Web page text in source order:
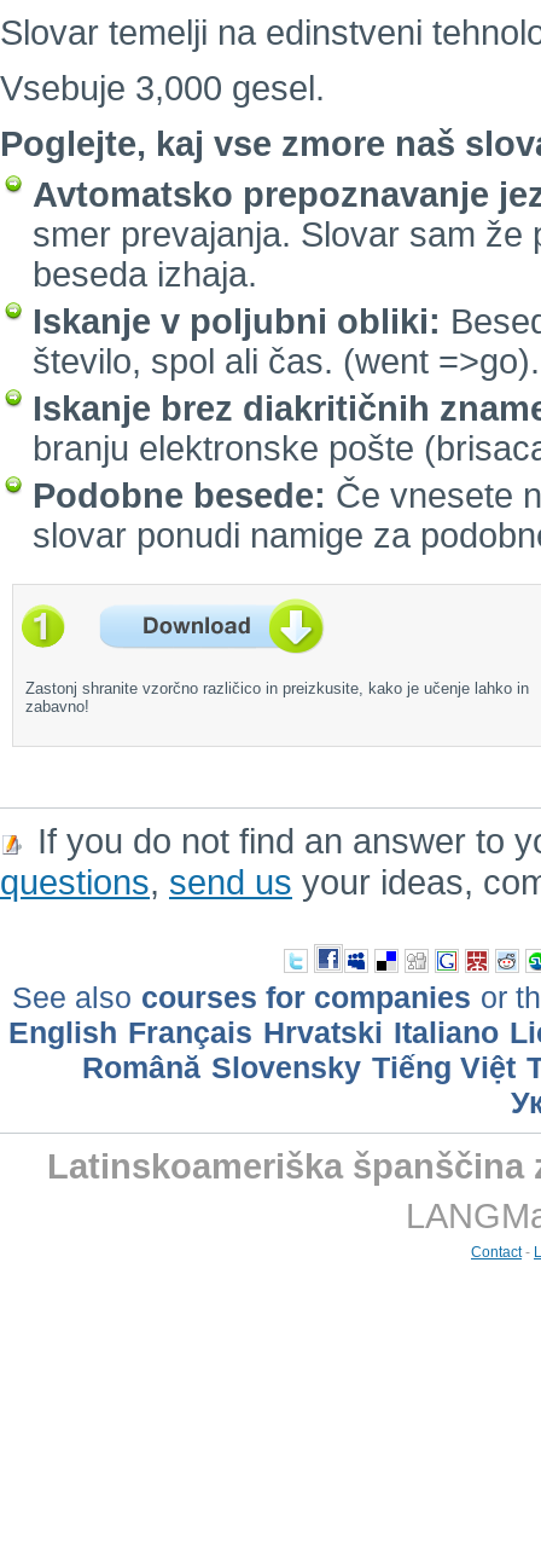
Slovar temelji na edinstveni
Vsebuje 3,000 gesel.
Poglejte, kaj vse zmore naš
Avtomatsko prepoznavanje
smer prevajanja. Slovar sam
beseda izhaja.
Iskanje v poljubni obliki:
število, spol ali čas. (went =>go).
Iskanje brez diakritičnih
branju elektronske pošte
Podobne besede: Če vnesete
slovar ponudi namige za
Zastonj shranite vzorčno različico in preizkusite, kako je učenje lahko in
zabavno!
If you do not find an answer to
questions, send us your ideas,
See also courses for companies or
English Français Hrvatski Italiano
Română Slovensky Tiếng Việt
Latinskoameriška španščina
Contact-